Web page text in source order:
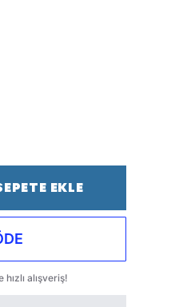
EKLE